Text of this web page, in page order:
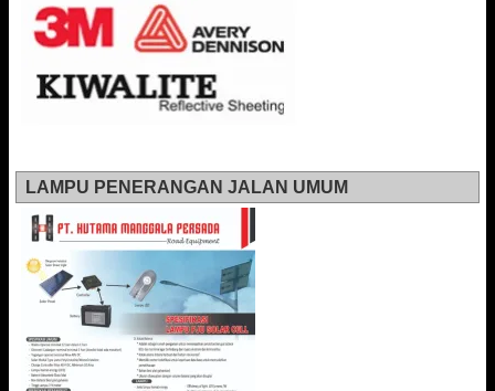
LAMPU PENERANGAN JALAN UMUM